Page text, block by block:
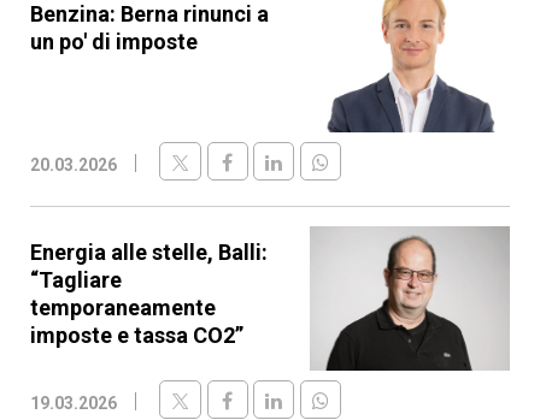
Benzina: Berna rinunci a
un po' di imposte
20.03.2026
Energia alle stelle, Balli:
“Tagliare
temporaneamente
imposte e tassa CO2”
19.03.2026